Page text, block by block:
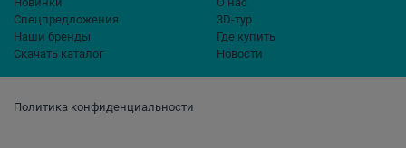
Политика конфиденциальности
Спецпредложения
Наши бренды
Скачать каталог
3D-тур
Где купить
Новости